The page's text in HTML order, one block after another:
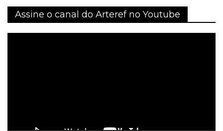
Assine o canal do Arteref no Youtube